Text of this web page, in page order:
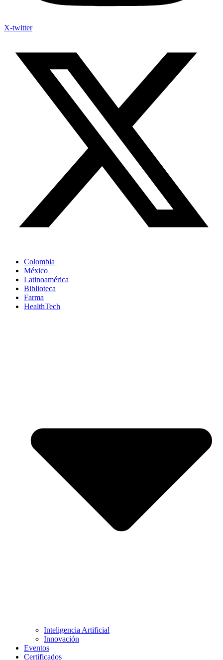
X-twitter
Colombia
México
Latinoamérica
Biblioteca
Farma
HealthTech
Inteligencia Artificial
Innovación
Eventos
Certificados